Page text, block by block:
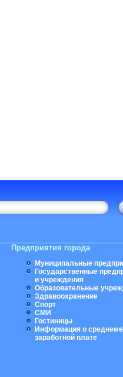
Предприятия города
Муниципальные
Государственные
и учреждения
Образовательные
Здравоохранение
Спорт
СМИ
Гостиницы
Информация о
заработной плате